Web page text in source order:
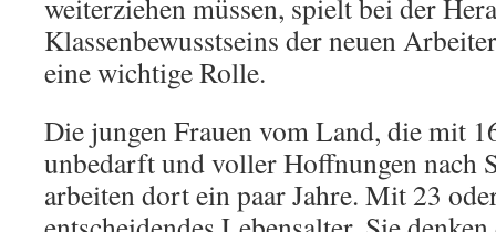
weiterziehen müssen, spielt bei der
Klassenbewusstseins der neuen
eine wichtige Rolle.
Die jungen Frauen vom Land, die mit
unbedarft und voller Hoffnungen nach
arbeiten dort ein paar Jahre. Mit 23